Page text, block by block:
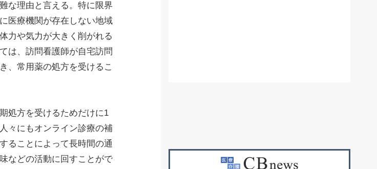
な理由と言える。特に限界
医療機関が存在しない地域
力や気力が大きく削がれる
は、訪問看護師が自宅訪問
、常用薬の処方を受けるこ
処方を受けるためだけに1
々にもオンライン診療の補
ることによって長時間の通
などの活動に回すことがで